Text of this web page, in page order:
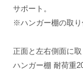
サポート。
※ハンガー棚の取り
正面と左右側面に
ハンガー棚 耐荷重